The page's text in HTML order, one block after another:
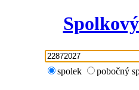
spolek pobočný